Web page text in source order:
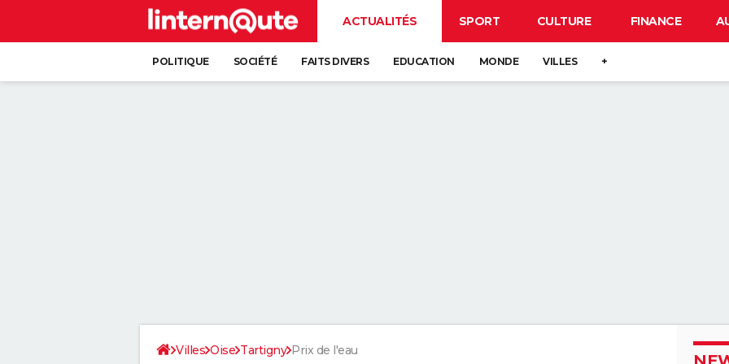
ACTUALITÉS SPORT CULTURE FINANCE
POLITIQUE SOCIÉTÉ FAITS DIVERS EDUCATION MONDE VILLES +
Villes Oise Tartigny Prix de l'eau